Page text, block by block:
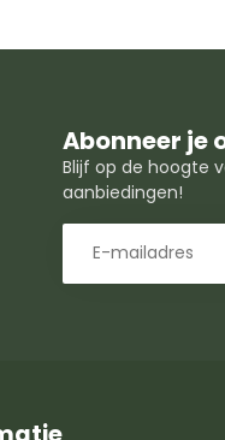
Abonneer je
Blijf op de hoogte
aanbiedingen!